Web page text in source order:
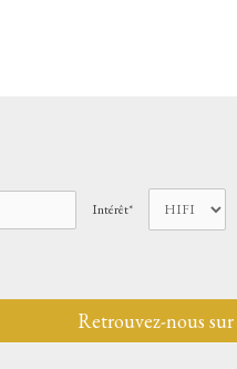
Intérêt*
Retrouvez-nous sur